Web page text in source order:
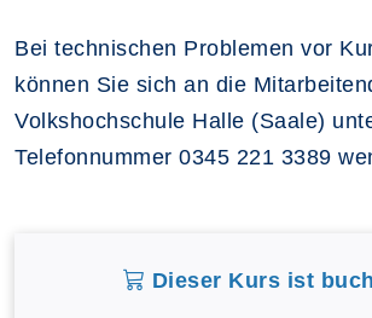
Bei technischen Problemen vor
können Sie sich an die
Volkshochschule Halle (Saale)
Telefonnummer 0345 221 3389
Dieser Kurs ist